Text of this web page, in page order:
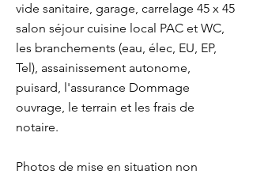
vide sanitaire, garage, carrelage 45 x 45
salon séjour cuisine local PAC et WC,
les branchements (eau, élec, EU, EP,
Tel), assainissement autonome,
puisard, l'assurance Dommage
ouvrage, le terrain et les frais de
notaire.
Photos de mise en situation non